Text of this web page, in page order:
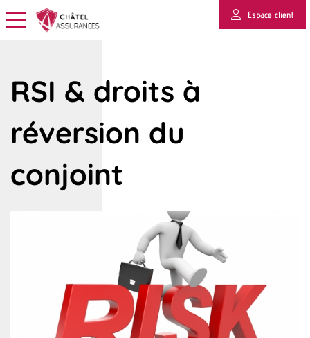
Espace client
Basculer la navigation
RSI & droits à
réversion du
conjoint